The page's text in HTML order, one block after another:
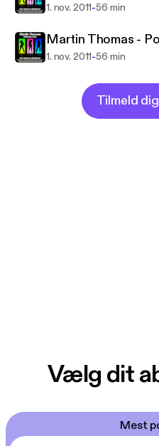
1. nov. 2011-56 min
Martin Thomas -
1. nov. 2011-56 min
Tilmeld
Vælg dit
Mest